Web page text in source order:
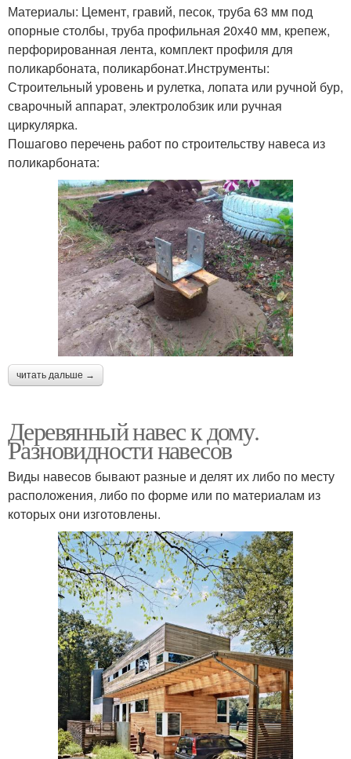
Материалы: Цемент, гравий, песок, труба 63 мм под
опорные столбы, труба профильная 20х40 мм, крепеж,
перфорированная лента, комплект профиля для
поликарбоната, поликарбонат.Инструменты:
Строительный уровень и рулетка, лопата или ручной бур,
сварочный аппарат, электролобзик или ручная
циркулярка.
Пошагово перечень работ по строительству навеса из
поликарбоната:
читать дальше →
Деревянный навес к дому.
Разновидности навесов
Виды навесов бывают разные и делят их либо по месту
расположения, либо по форме или по материалам из
которых они изготовлены.